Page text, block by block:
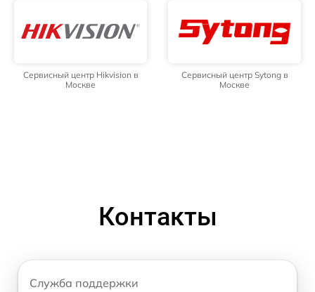
Сервисный центр Hikvision в
Москве
Сервисный центр Sytong в
Москве
Контакты
Служба поддержки